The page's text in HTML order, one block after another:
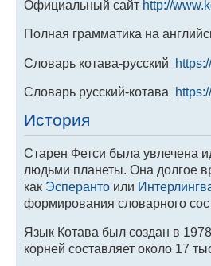
Официальный сайт http://
Полная грамматика на
Словарь котава-русский
Словарь русский-котава
История
Старен Фетси была увлечена
людьми планеты. Она долгое
как Эсперанто или
формирования словарного
Язык Котава был создан в
корней составляет около 17